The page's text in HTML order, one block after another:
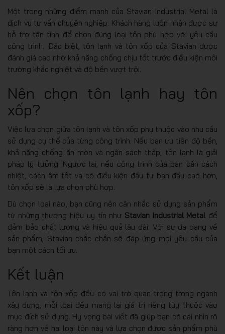
Một trong những điểm mạnh của Stavian Industrial Metal là
dịch vụ tư vấn chuyên nghiệp. Khách hàng luôn nhận được sự
hỗ trợ tận tình để chọn đúng loại tôn phù hợp với yêu cầu
công trình. Đặc biệt, tôn lạnh và tôn xốp của Stavian được
đánh giá cao nhờ khả năng chống chịu tốt trước điều kiện môi
trường khắc nghiệt và độ bền vượt trội.
Nên chọn tôn lạnh hay tôn
xốp?
Việc lựa chọn giữa tôn lạnh và tôn xốp phụ thuộc vào nhu cầu
sử dụng cụ thể của từng công trình. Nếu bạn ưu tiên độ bền,
khả năng chống ăn mòn và ngân sách thấp, tôn lạnh là giải
pháp lý tưởng. Ngược lại, nếu công trình của bạn cần cách
nhiệt, cách âm tốt và có điều kiện đầu tư ban đầu cao hơn,
tôn xốp sẽ là lựa chọn phù hợp.
Dù chọn loại nào, bạn cũng nên cân nhắc sử dụng sản phẩm
từ những thương hiệu uy tín như Stavian Industrial Metal để
đảm bảo chất lượng và hiệu quả lâu dài. Với sự đa dạng về
sản phẩm, Stavian chắc chắn sẽ đáp ứng mọi yêu cầu của
bạn một cách tối ưu.
Kết luận
Tôn lạnh và tôn xốp đều có vai trò quan trọng trong ngành
xây dựng, mỗi loại đều mang lại giá trị riêng tùy thuộc vào
mục đích sử dụng. Hy vọng bài viết đã giúp bạn có cái nhìn rõ
ràng hơn về hai loại tôn này và lựa chọn được sản phẩm phù